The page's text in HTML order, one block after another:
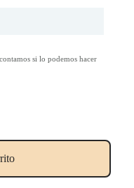
si lo podemos hacer